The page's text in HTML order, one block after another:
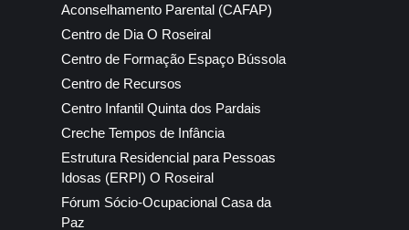
Aconselhamento Parental (CAFAP)
Centro de Dia O Roseiral
Centro de Formação Espaço Bússola
Centro de Recursos
Centro Infantil Quinta dos Pardais
Creche Tempos de Infância
Estrutura Residencial para Pessoas
Idosas (ERPI) O Roseiral
Fórum Sócio-Ocupacional Casa da
Paz